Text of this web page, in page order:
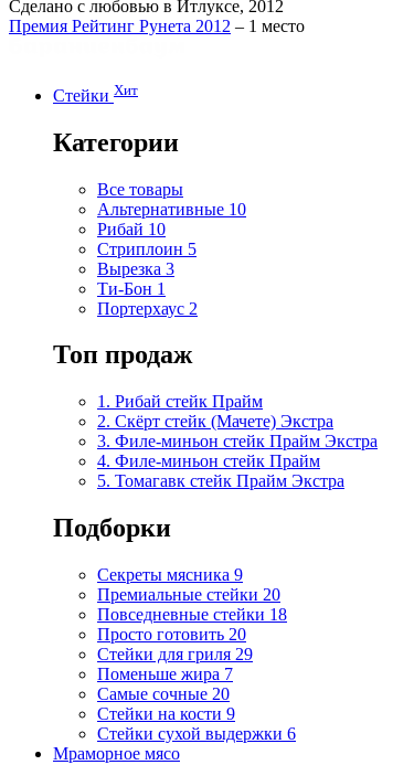
Сделано с любовью в Итлуксе, 2012
Премия Рейтинг Рунета 2012 – 1 место
Стейки Хит
Категории
Все товары
Альтернативные 10
Рибай 10
Стриплоин 5
Вырезка 3
Ти-Бон 1
Портерхаус 2
Топ продаж
1. Рибай cтейк Прайм
2. Скёрт стейк (Мачете) Экстра
3. Филе-миньон стейк Прайм Экстра
4. Филе-миньон стейк Прайм
5. Томагавк стейк Прайм Экстра
Подборки
Секреты мясника 9
Премиальные стейки 20
Повседневные стейки 18
Просто готовить 20
Стейки для гриля 29
Поменьше жира 7
Самые сочные 20
Стейки на кости 9
Стейки сухой выдержки 6
Мраморное мясо